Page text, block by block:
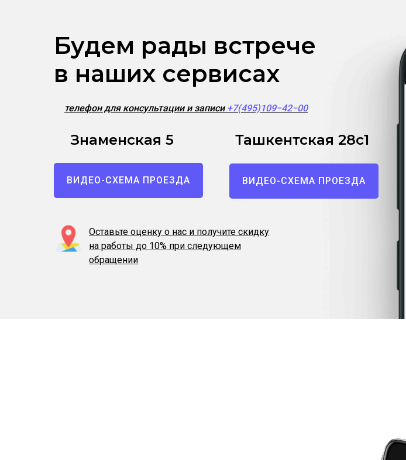
Будем рады встрече
в наших сервисах
телефон для консультации и записи +7(495)109−42−00
Знаменская 5
ВИДЕО-СХЕМА ПРОЕЗДА
Ташкентская 28с1
ВИДЕО-СХЕМА ПРОЕЗДА
Оставьте оценку о нас и получите скидку
на работы до 10% при следующем
обращении